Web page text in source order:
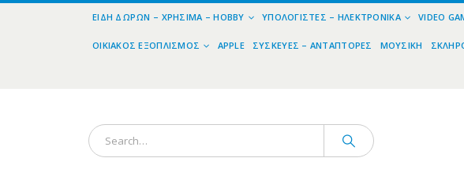
ΕΊΔΗ ΔΏΡΩΝ – ΧΡΉΣΙΜΑ – HOBBY ΥΠΟΛΟΓΙΣΤΈΣ – ΗΛΕΚΤΡΟΝΙΚΆ VIDEO
ΟΙΚΙΑΚΌΣ ΕΞΟΠΛΙΣΜΌΣ APPLE ΣΥΣΚΕΥΈΣ – ΑΝΤΆΠΤΟΡΕΣ ΜΟΥΣΙΚΉ